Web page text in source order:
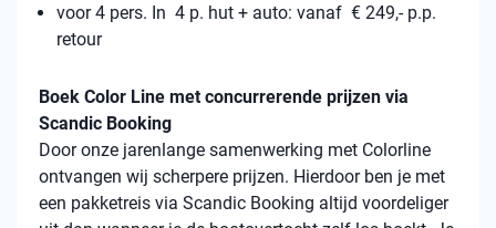
voor 4 pers. In 4 p. hut + auto: vanaf € 249,- p.p.
retour
Boek Color Line met concurrerende prijzen via
Scandic Booking
Door onze jarenlange samenwerking met Colorline
ontvangen wij scherpere prijzen. Hierdoor ben je met
een pakketreis via Scandic Booking altijd voordeliger